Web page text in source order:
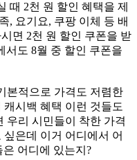
때 2천 원 할인 혜택을 제
, 요기요, 쿠팡 이체 등 배
면 2천 원 할인 쿠폰을 받
서도 8월 중 할인 쿠폰을
본적으로 가격도 저렴한
시백 혜택 이런 것들도
우리 시민들이 착한 가격
은데 이거 어디에서 어
어디에 있는지?